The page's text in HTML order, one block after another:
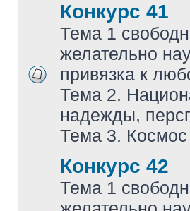
Конкурс 41
Тема 1
желательно
привязка к
Тема 2.
надежды,
Тема 3. Космос
Конкурс 42
Тема 1